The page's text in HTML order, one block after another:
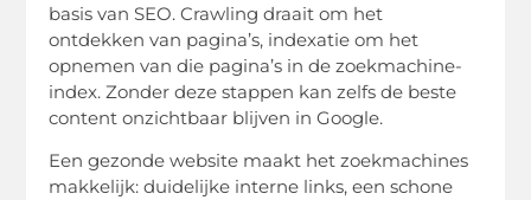
basis van SEO. Crawling draait om het
ontdekken van pagina’s, indexatie om het
opnemen van die pagina’s in de zoekmachine-
index. Zonder deze stappen kan zelfs de beste
content onzichtbaar blijven in Google.
Een gezonde website maakt het zoekmachines
makkelijk: duidelijke interne links, een schone